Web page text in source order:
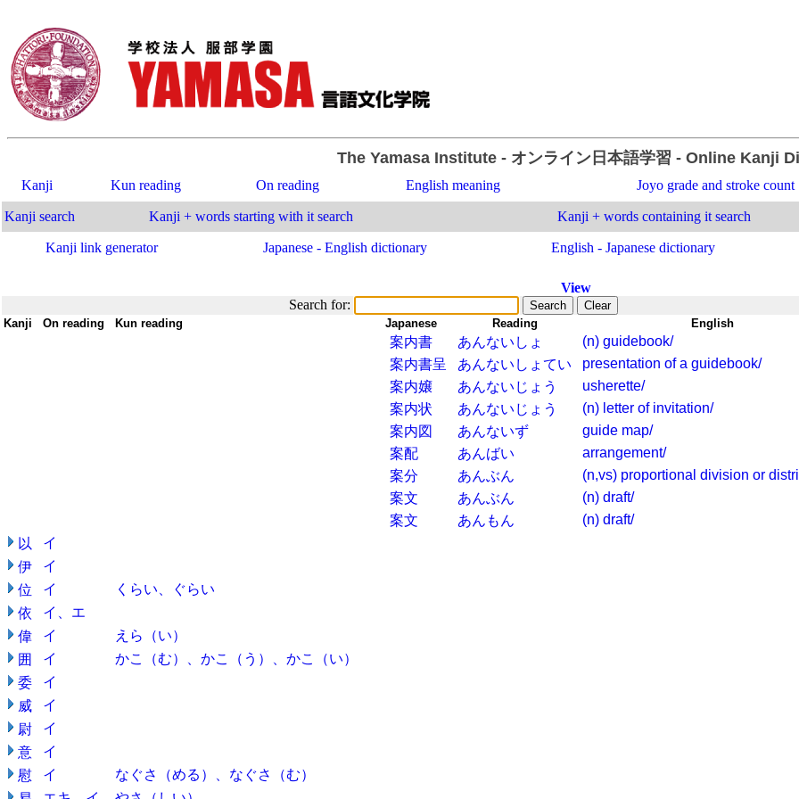
The Yamasa Institute- オンライン日本語学習 - Online Kanji
Kanji Kun reading On reading English meaning Joyo grade and stroke count
Kanji search Kanji + words starting with it search Kanji + words containing it search
Kanji link generator Japanese - English dictionary English - Japanese dictionary
View
Search for:
Kanji On reading Kun reading Japanese Reading English
案内書 あんないしょ
(n) guidebook/
案内書呈
あんないしょてい
presentation of a guidebook/
案内嬢
あんないじょう
usherette/
案内状
あんないじょう
(n) letter of invitation/
案内図
あんないず
guide map/
案配
あんばい
arrangement/
案分
あんぶん
(n,vs) proportional division or
案文
あんぶん
(n) draft/
案文
あんもん
(n) draft/
以
イ
伊
イ
位
イ
くらい、ぐらい
依
イ、エ
偉
イ
えら（い）
囲
イ
かこ（む）、かこ（う）、かこ（い）
委
イ
威
イ
尉
イ
意
イ
慰
イ
なぐさ（める）、なぐさ（む）